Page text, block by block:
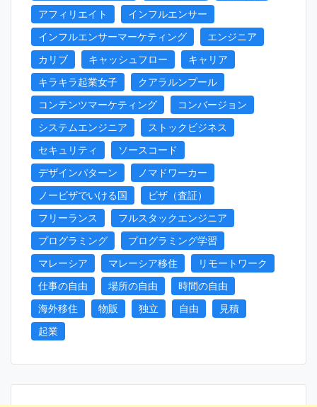
アフィリエイト
インフルエンサー
インフルエンサーマーケティング
エンジニア
カリブ
キャッシュフロー
キャリア
キラキラ起業女子
クアラルンプール
コンテンツマーケティング
コンバージョン
システムエンジニア
ストックビジネス
セキュリティ
ソースコード
デザインパターン
ノマドワーカー
ノービザでいける国
ビザ（査証）
フリーランス
フルスタックエンジニア
プログラミング
プログラミング学習
マレーシア
マレーシア移住
リモートワーク
仕事の自由
場所の自由
時間の自由
海外移住
物販 独立 自由
見積
起業